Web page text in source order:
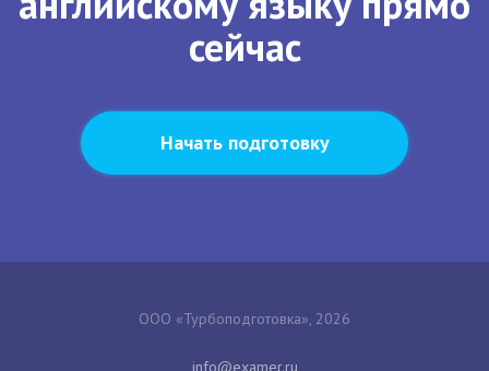
сейчас
Начать подготовку
ООО «Турбоподготовка», 2026